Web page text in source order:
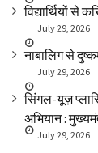
विद्यार्थियों से
July 29, 2026
नाबालिग से
July 29, 2026
सिंगल-यूज़
अभियान :
July 29, 2026